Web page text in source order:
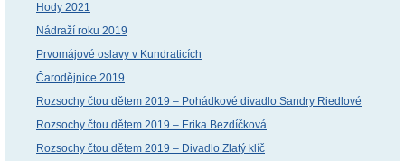
Hody 2021
Nádraží roku 2019
Prvomájové oslavy v Kundraticích
Čarodějnice 2019
Rozsochy čtou dětem 2019 – Pohádkové divadlo Sandry Riedlové
Rozsochy čtou dětem 2019 – Erika Bezdíčková
Rozsochy čtou dětem 2019 – Divadlo Zlatý klíč